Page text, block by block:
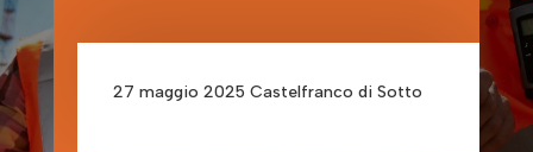
27 maggio 2025 Castelfranco di Sotto